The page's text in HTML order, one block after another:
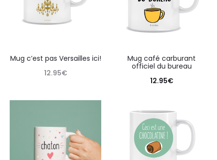
Mug c’est pas Versailles ici!
12.95€
Mug café carburant
officiel du bureau
12.95€